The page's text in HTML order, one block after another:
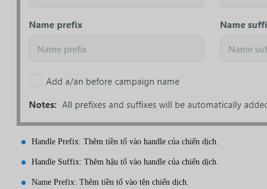
Handle Prefix: Thêm tiền tố vào handle của chiến dịch.
Handle Suffix: Thêm hậu tố vào handle của chiến dịch.
Name Prefix: Thêm tiền tố vào tên chiến dịch.